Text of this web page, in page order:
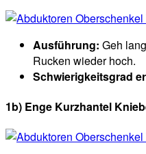
Ausführung: Geh
Rucken wieder hoch.
Schwierigkeitsgrad
1b) Enge Kurzhantel